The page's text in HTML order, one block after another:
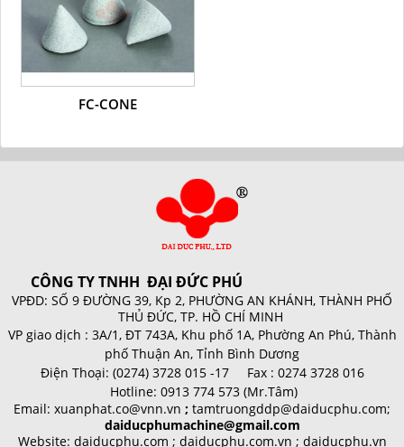
FC-CONE
CÔNG TY TNHH ĐẠI ĐỨC PHÚ
VPĐD: SỐ 9 ĐƯỜNG 39, Kp 2, PHƯỜNG AN KHÁNH, THÀNH PHỐ
THỦ ĐỨC, TP. HỒ CHÍ MINH
VP giao dịch : 3A/1, ĐT 743A, Khu phố 1A, Phường An Phú, Thành
phố Thuận An, Tỉnh Bình Dương
Điện Thoại: (0274) 3728 015 -17 Fax : 0274 3728 016
Hotline: 0913 774 573 (Mr.Tâm)
Email: xuanphat.co@vnn.vn ; tamtruongddp@daiducphu.com;
daiducphumachine@gmail.com
Website: daiducphu.com ; daiducphu.com.vn ; daiducphu.vn